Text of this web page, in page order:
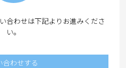
合わせは下記よりお進みくださ
い。
合わせする